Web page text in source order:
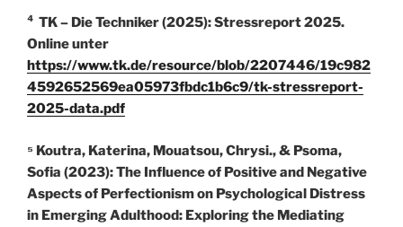
⁴ TK – Die Techniker (2025): Stressreport 2025.
Online unter
https://www.tk.de/resource/blob/2207446/19c982
4592652569ea05973fbdc1b6c9/tk-stressreport-
2025-data.pdf
⁵ Koutra, Katerina, Mouatsou, Chrysi., & Psoma,
Sofia (2023): The Influence of Positive and Negative
Aspects of Perfectionism on Psychological Distress
in Emerging Adulthood: Exploring the Mediating